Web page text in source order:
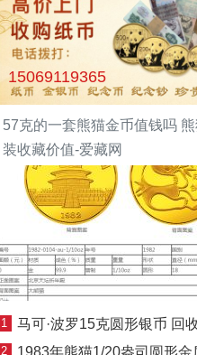
15069119365
57克的一套熊猫金币值钱吗
装收藏价值-爱藏网
1 马可·波罗15克圆形银币 回
2